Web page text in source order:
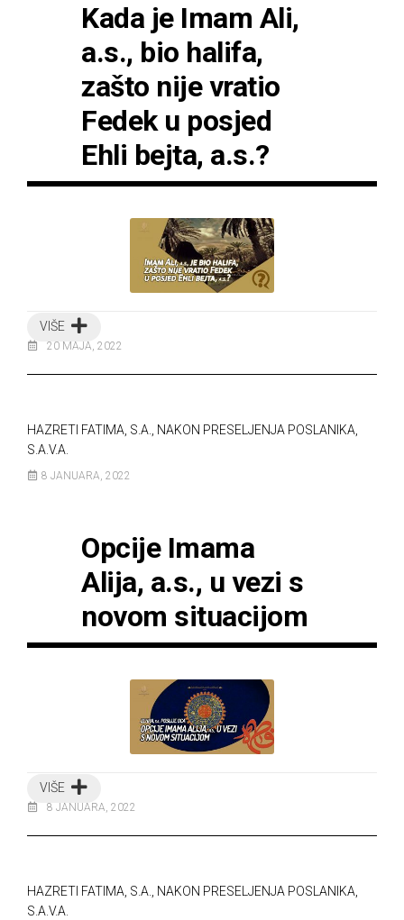
Kada je Imam Ali,
a.s., bio halifa,
zašto nije vratio
Fedek u posjed
Ehli bejta, a.s.?
VIŠE
20 MAJA, 2022
HAZRETI FATIMA, S.A., NAKON PRESELJENJA POSLANIKA,
S.A.V.A.
8 JANUARA, 2022
Opcije Imama
Alija, a.s., u vezi s
novom situacijom
VIŠE
8 JANUARA, 2022
HAZRETI FATIMA, S.A., NAKON PRESELJENJA POSLANIKA,
S.A.V.A.